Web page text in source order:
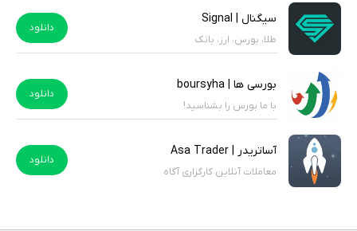
سیگنال | Signal
طلا، بورس، ارز، بانک
دانلود
بورسی ها | boursyha
با ما بورس را بشناسید!
دانلود
آساتریدر | Asa Trader
معاملات آنلاین کارگزاری آگاه
دانلود